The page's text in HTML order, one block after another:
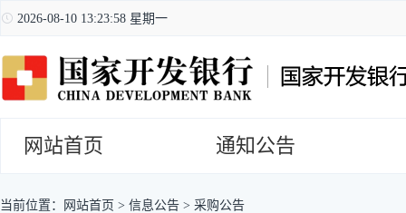
2026-08-10 13:23:59 星期一
网站首页 通知公告
当前位置： 网站首页 > 信息公告 > 采购公告